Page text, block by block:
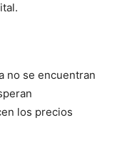
no se encuentran
los precios